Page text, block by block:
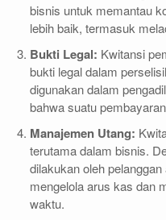
bisnis untuk memantau
lebih baik, termasuk
Bukti Legal: Kwitansi
bukti legal dalam
digunakan dalam
bahwa suatu
Manajemen Utang:
terutama dalam bisnis.
dilakukan oleh
mengelola arus kas dan
waktu.